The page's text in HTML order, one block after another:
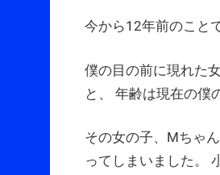
今から12年前のこと
僕の目の前に現れた
と、 年齢は現在の僕
その女の子、Mちゃ
ってしまいました。